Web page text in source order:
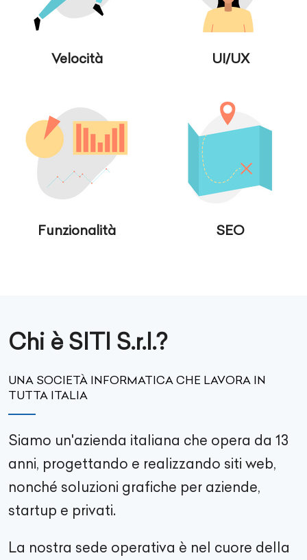
Velocità UI/UX
Funzionalità SEO
Chi è SITI S.r.l.?
UNA SOCIETÀ INFORMATICA CHE LAVORA IN
TUTTA ITALIA
Siamo un'azienda italiana che opera da 13
anni, progettando e realizzando siti web,
nonché soluzioni grafiche per aziende,
startup e privati.
La nostra sede operativa è nel cuore della